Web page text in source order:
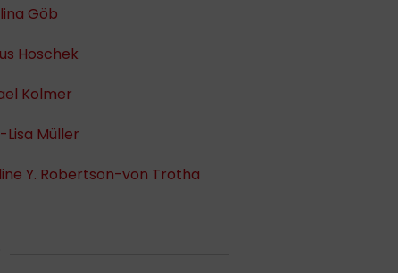
Göb
Hoschek
Kolmer
Lisa Müller
Y. Robertson-von Trotha